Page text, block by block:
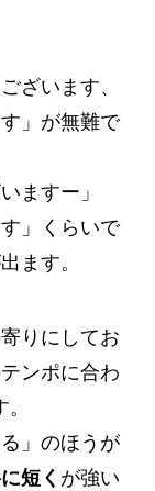
ざいます、
」が無難で
ますー」
」くらいで
ます。
りにしてお
ンポに合わ
」のほうが
短く が強い